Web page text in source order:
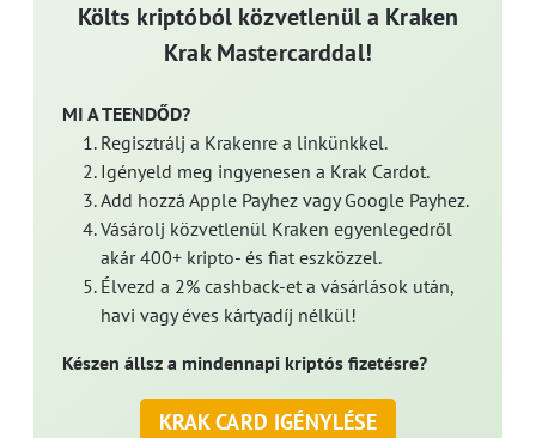
Költs kriptóból közvetlenül a Kraken
Krak Mastercarddal!
MI A TEENDŐD?
Regisztrálj a Krakenre a linkünkkel.
Igényeld meg ingyenesen a Krak Cardot.
Add hozzá Apple Payhez vagy Google Payhez.
Vásárolj közvetlenül Kraken egyenlegedről
akár 400+ kripto- és fiat eszközzel.
Élvezd a 2% cashback-et a vásárlások után,
havi vagy éves kártyadíj nélkül!
Készen állsz a mindennapi kriptós fizetésre?
KRAK CARD IGÉNYLÉSE